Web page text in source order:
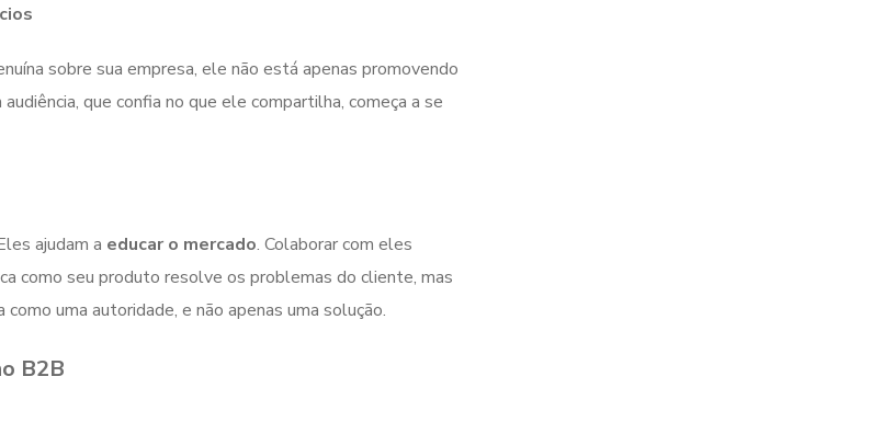
sobre sua empresa, ele não está apenas promovendo
audiência, que confia no que ele compartilha, começa a se
ajudam a educar o mercado. Colaborar com eles
como seu produto resolve os problemas do cliente, mas
uma autoridade, e não apenas uma solução.
B2B